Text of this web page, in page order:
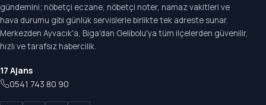
gündemini; nöbetçi eczane, nöbetçi noter, namaz vakitleri ve
hava durumu gibi günlük servislerle birlikte tek adreste sunar.
Merkezden Ayvacık'a, Biga'dan Gelibolu'ya tüm ilçelerden güvenilir,
hızlı ve tarafsız habercilik.
17 Ajans
0541 743 80 90